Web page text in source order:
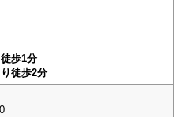
歩1分
徒歩2分